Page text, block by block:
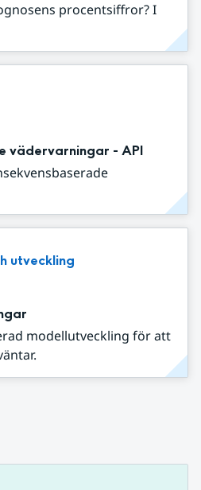
procentsiffror? I
vädervarningar - API
utveckling
modellutveckling för att